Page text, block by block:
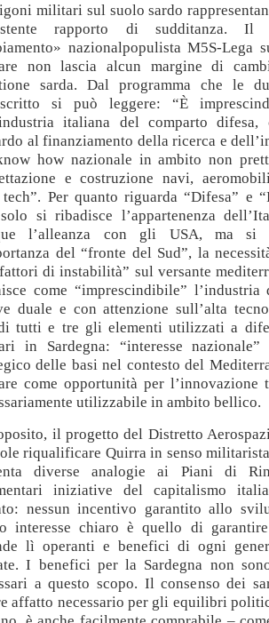
militari sul suolo sardo
rapporto di sudditanza. Il
nazionalpopulista M5S-Lega
non lascia alcun margine di
sarda. Dal programma che le
si può leggere: “È
italiana del comparto difesa,
al finanziamento della ricerca e
how nazionale in ambito non
e costruzione navi,
Per quanto riguarda “Difesa” e
si ribadisce l’appartenenza
l’alleanza con gli USA, ma si
del “fronte del Sud”, la
di instabilità” sul versante
come “imprescindibile”
duale e con attenzione sull’alta
tutti e tre gli elementi utilizzati a
in Sardegna: “interesse
delle basi nel contesto del
come opportunità per l’innovazione
utilizzabile in ambito bellico.
il progetto del Distretto
riqualificare Quirra in senso
diverse analogie ai Piani di
iniziative del capitalismo
nessun incentivo garantito allo
interesse chiaro è quello di
lì operanti e benefici di ogni
I benefici per la Sardegna non
a questo scopo. Il consenso dei
affatto necessario per gli equilibri